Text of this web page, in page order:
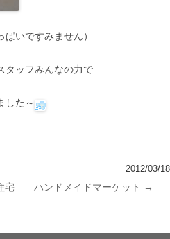
いですみません）
タッフみんなの力で
した～
2012/03/18
宅
ハンドメイドマーケット →